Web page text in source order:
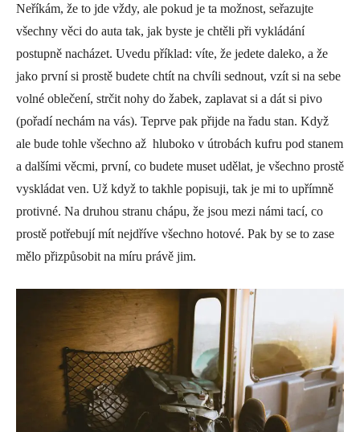
Neříkám, že to jde vždy, ale pokud je ta možnost, seřazujte
všechny věci do auta tak, jak byste je chtěli při vykládání
postupně nacházet. Uvedu příklad: víte, že jedete daleko, a že
jako první si prostě budete chtít na chvíli sednout, vzít si na sebe
volné oblečení, strčit nohy do žabek, zaplavat si a dát si pivo
(pořadí nechám na vás). Teprve pak přijde na řadu stan. Když
ale bude tohle všechno až hluboko v útrobách kufru pod stanem
a dalšími věcmi, první, co budete muset udělat, je všechno prostě
vyskládat ven. Už když to takhle popisuji, tak je mi to upřímně
protivné. Na druhou stranu chápu, že jsou mezi námi tací, co
prostě potřebují mít nejdříve všechno hotové. Pak by se to zase
mělo přizpůsobit na míru právě jim.